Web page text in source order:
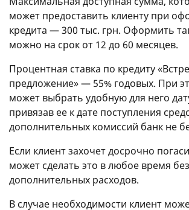
может предоставить клиенту при
кредита — 300 тыс. грн. Оформить
можно на срок от 12 до 60 месяцев.
Процентная ставка по кредиту
предложение» — 55% годовых. При
может выбрать удобную для него
привязав ее к дате поступления
дополнительных комиссий банк не
Если клиент захочет досрочно
может сделать это в любое время
дополнительных расходов.
В случае необходимости клиент